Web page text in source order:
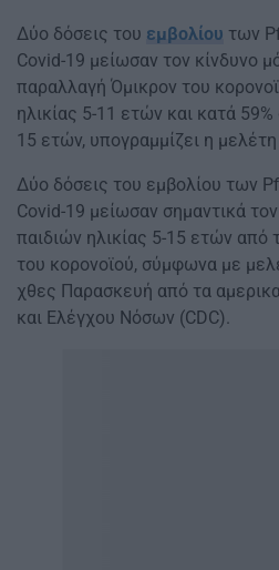
Δύο δόσεις του εμβολίου των
Covid-19 μείωσαν τον κίνδυνο
παραλλαγή Όμικρον του
ηλικίας 5-11 ετών και κατά
15 ετών, υπογραμμίζει η
Δύο δόσεις του εμβολίου των
Covid-19 μείωσαν σημαντικά
παιδιών ηλικίας 5-15 ετών από
του κορονοϊού, σύμφωνα με
χθες Παρασκευή από τα
και Ελέγχου Νόσων (CDC).